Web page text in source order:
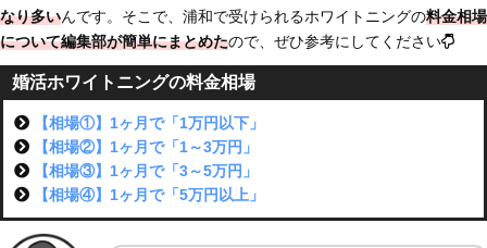
なり多いんです。そこで、浦和で受けられるホワイトニングの料金相場
について編集部が簡単にまとめたので、ぜひ参考にしてください
婚活ホワイトニングの料金相場
【相場①】1ヶ月で「1万円以下」
【相場②】1ヶ月で「1～3万円」
【相場③】1ヶ月で「3～5万円」
【相場④】1ヶ月で「5万円以上」